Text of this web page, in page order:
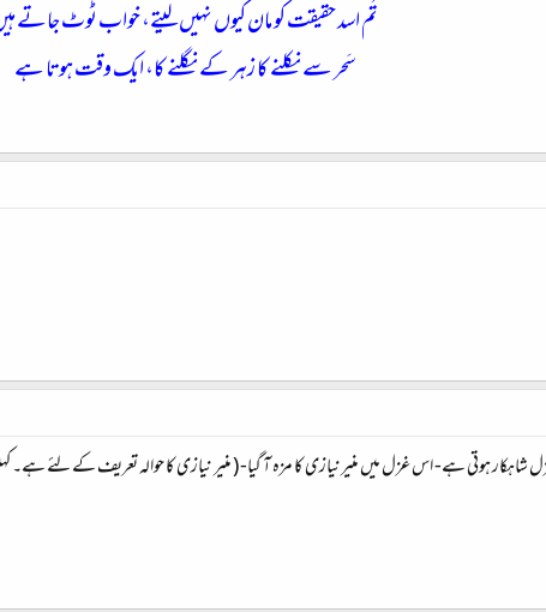
تُم اسد حقیقت کو مان کیوں نہیں لیتے، خواب ٹوٹ جاتے
سَحر سے نکلنے کا زہر کے نگلنے کا، ایک وقت ہوتا ہے
ہوتی ہے- اس غزل میں منیرنیازی کا مزہ آ گیا- ( منیر نیازی کا حوالہ تعریف کے لئے ہے۔